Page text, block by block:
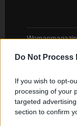
Do Not Process
If you wish to opt-
processing of your
targeted
section to confirm
Newz US
Newz California
Newz Texas